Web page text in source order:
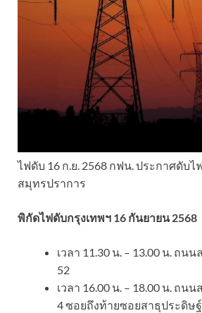
ไฟดับ 16 ก.ย. 2568 กฟน. ประกาศดับไ
สมุทรปราการ
พิกัดไฟดับกรุงเทพฯ 16 กันยายน 2568
เวลา 11.30 น. – 13.00 น. ถน
52
เวลา 16.00 น. – 18.00 น. ถน
4 ซอยถึงท้ายซอยสาธุประดิษฐ์